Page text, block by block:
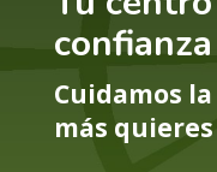
Cuidamos
más quieres